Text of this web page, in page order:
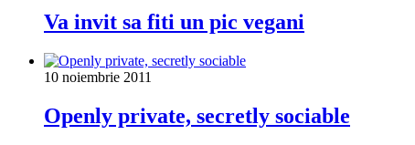
Va invit sa fiti un pic vegani
10 noiembrie 2011
Openly private, secretly sociable